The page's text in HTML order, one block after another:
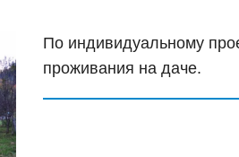
По индивидуальному
проживания на даче.